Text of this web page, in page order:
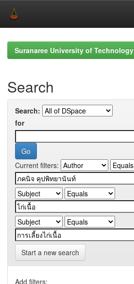
navigationSuranaree University of Technology
Search
Search:
for
Current filters:
Start a new search
Add filters: